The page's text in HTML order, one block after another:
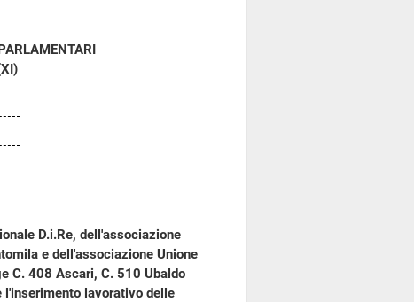
D.i.Re, dell'associazione
e dell'associazione Unione
C. 408 Ascari, C. 510 Ubaldo
l'inserimento lavorativo delle